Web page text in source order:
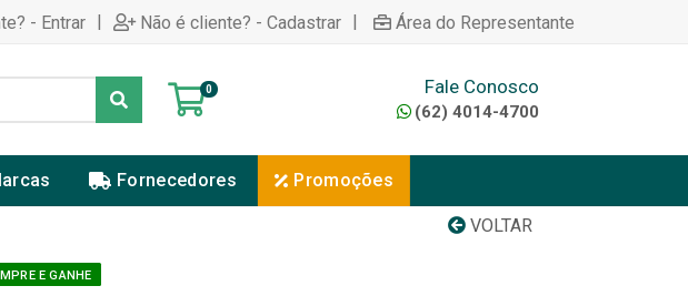
- Entrar | Não é cliente? - Cadastrar | Área do Representante
0 Fale Conosco
(62) 4014-4700
Fornecedores Promoções
VOLTAR
E GANHE